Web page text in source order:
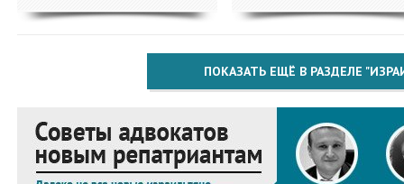
ПОКАЗАТЬ ЕЩЁ В РАЗДЕЛЕ